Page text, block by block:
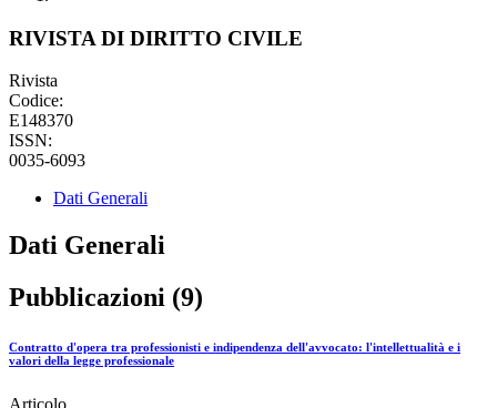
RIVISTA DI DIRITTO CIVILE
Rivista
Codice:
E148370
ISSN:
0035-6093
Dati Generali
Dati Generali
Pubblicazioni (9)
Contratto d'opera tra professionisti e indipendenza dell'avvocato: l'intellettualità e i
valori della legge professionale